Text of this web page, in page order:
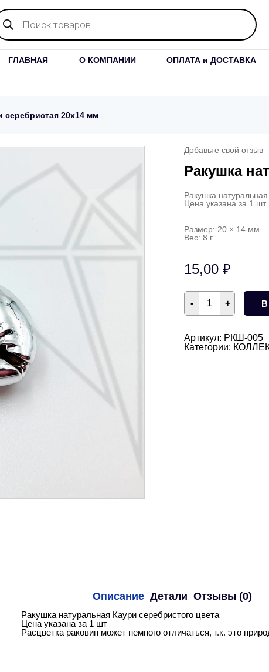
ГЛАВНАЯ О КОМПАНИИ ОПЛАТА и ДОСТАВКА
серебристая 20х14 мм
Добавьте свой отзыв
Ракушка
Ракушка
Цена указана за 1 шт
Размер: 20 × 14 мм
Вес: 8 г
15,00 ₽
+
товара
Каури
20х14
- В
Артикул: РКШ-005
Категории:
Описание Детали Отзывы (0)
Ракушка натуральная Каури серебристого цвета
Цена указана за 1 шт
Расцветка раковин может немного отличаться, т.к. это